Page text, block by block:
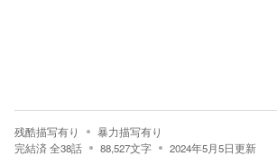
残酷描写有り
暴力描写有り
完結済全38話 88,527文字 2024年5月5日更新